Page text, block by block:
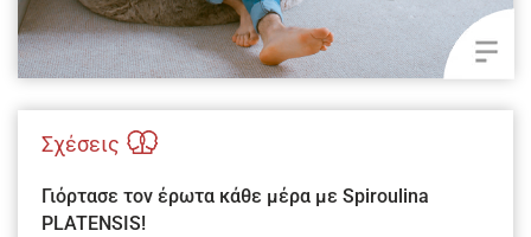
Σχέσεις
Γιόρτασε τον έρωτα κάθε μέρα με Spiroulina
PLATENSIS!